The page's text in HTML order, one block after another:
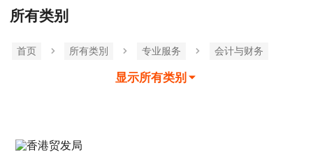
所有类别
首页 所有类別 专业服务 会计与财务
显示所有类别